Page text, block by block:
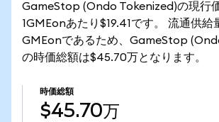
GameStop (Ondo Tokenized)の現行
1GMEonあたり$19.41です。 流通供給
GMEonであるため、GameStop
の時価総額は$45.70万となります。
時価総額
$45.70万